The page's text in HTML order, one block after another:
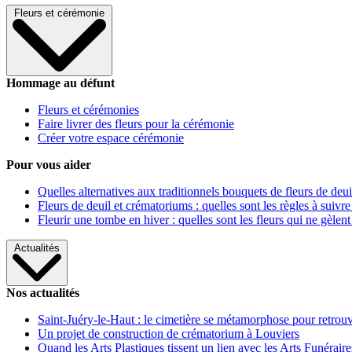
Fleurs et cérémonie
Hommage au défunt
Fleurs et cérémonies
Faire livrer des fleurs pour la cérémonie
Créer votre espace cérémonie
Pour vous aider
Quelles alternatives aux traditionnels bouquets de fleurs de
Fleurs de deuil et crématoriums : quelles sont les règles à
Fleurir une tombe en hiver : quelles sont les fleurs qui ne gèlent
Actualités
Nos actualités
Saint-Juéry-le-Haut : le cimetière se métamorphose pour
Un projet de construction de crématorium à Louviers
Quand les Arts Plastiques tissent un lien avec les Arts